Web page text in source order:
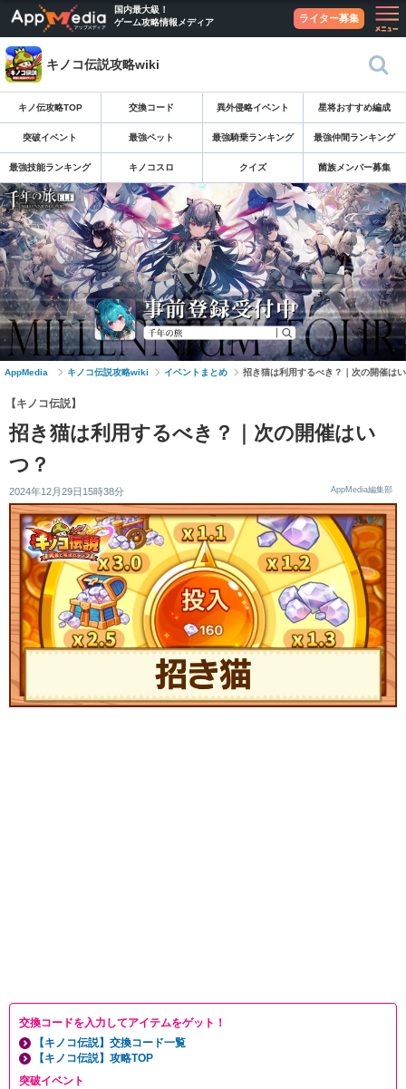
国内最大級！
ゲーム攻略情報メディア
ライター募集
キノコ伝説攻略wiki
キノ伝攻略TOP 交換コード 異外侵略イベント 星将おすすめ編成
突破イベント 最強ペット 最強騎乗ランキング 最強仲間ランキング
最強技能ランキング キノコスロ クイズ 菌族メンバー募集
AppMedia キノコ伝説攻略wiki イベントまとめ 招き猫は利用するべき？｜次の開催は
【キノコ伝説】
招き猫は利用するべき？｜次の開催はい
つ？
2024年12月29日15時38分 AppMedia編集部
交換コードを入力してアイテムをゲット！
【キノコ伝説】交換コード一覧
【キノコ伝説】攻略TOP
突破イベント